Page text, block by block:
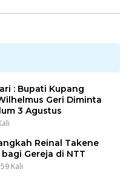
: Bupati Kupang
Geri Diminta
3 Agustus
Reinal Takene
Gereja di NTT
Kali